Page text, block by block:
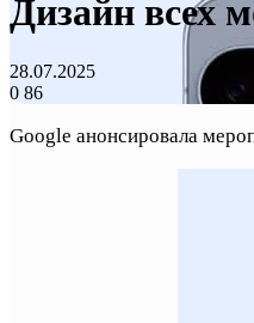
Дизайн всех
28.07.2025
0 86
Google анонсировала